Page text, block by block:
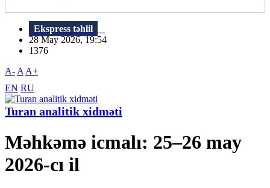
Ekspress təhlil
28 May 2026, 19:54
1376
A- A A+
EN RU
Turan analitik xidməti
Məhkəmə icmalı: 25–26 may
2026-cı il